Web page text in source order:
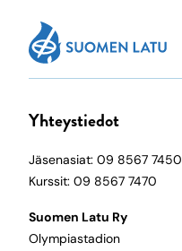
Yhteystiedot
Jäsenasiat: 09 8567 7450
Kurssit: 09 8567 7470
Suomen Latu Ry
Olympiastadion